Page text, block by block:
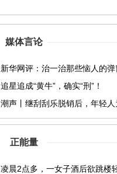
媒体言论
新华网评：治一治那些恼人的
追星追成“黄牛”，确实“刑”！
潮声丨继刮刮乐脱销后，年轻
头？
正能量
凌晨2点多，一女子酒后欲跳楼